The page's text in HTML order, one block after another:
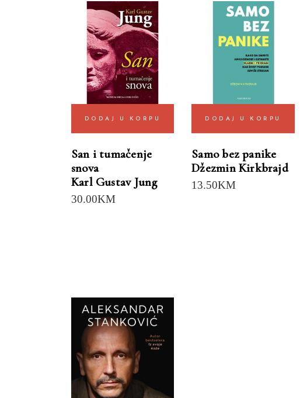
DODAJ U KORPU
San i tumačenje
snova
Karl Gustav Jung
30.00KM
DODAJ U KORPU
Samo bez panike
Džezmin Kirkbrajd
13.50KM